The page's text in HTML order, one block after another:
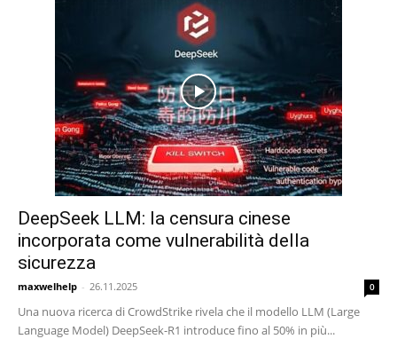
DeepSeek LLM: la censura cinese
incorporata come vulnerabilità della
sicurezza
maxwelhelp - 26.11.2025 0
Una nuova ricerca di CrowdStrike rivela che il modello LLM (Large
Language Model) DeepSeek-R1 introduce fino al 50% in più...